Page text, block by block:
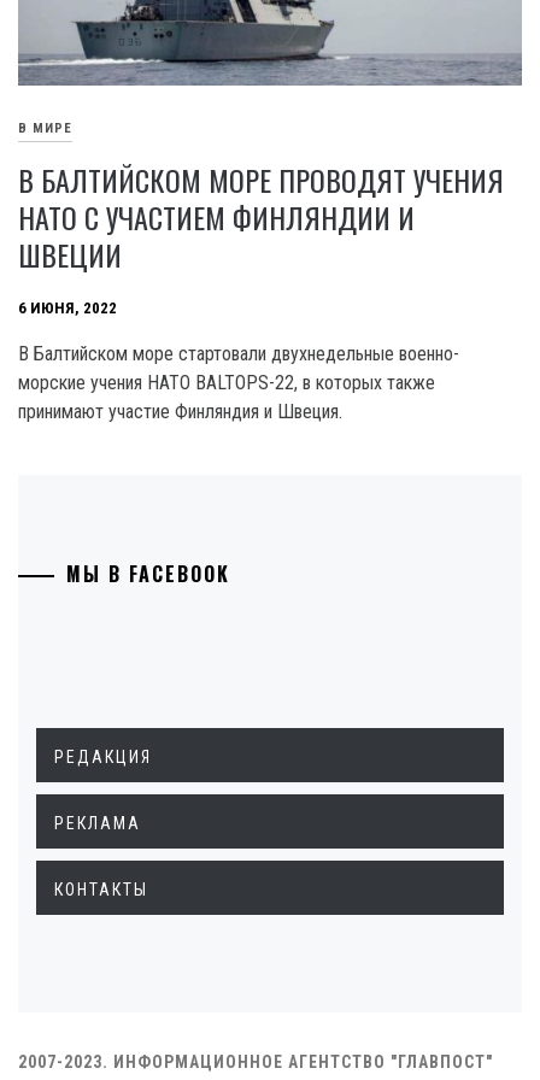
В МИРЕ
В БАЛТИЙСКОМ МОРЕ ПРОВОДЯТ УЧЕНИЯ
НАТО С УЧАСТИЕМ ФИНЛЯНДИИ И
ШВЕЦИИ
6 ИЮНЯ, 2022
В Балтийском море стартовали двухнедельные военно-
морские учения НАТО BALTOPS-22, в которых также
принимают участие Финляндия и Швеция.
МЫ В FACEBOOK
РЕДАКЦИЯ
РЕКЛАМА
КОНТАКТЫ
2007-2023. ИНФОРМАЦИОННОЕ АГЕНТСТВО "ГЛАВПОСТ"